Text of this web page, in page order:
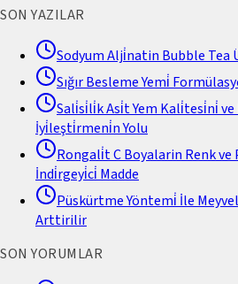
SON YAZILAR
Sodyum Alji̇natin Bubble
Sığır Besleme Yemi̇
Sali̇si̇li̇k Asi̇t Yem Kali̇tesi̇ni̇ ve
İyi̇leşti̇rmeni̇n Yolu
Rongali̇t C Boyalarin Renk
İndi̇rgeyi̇ci̇ Madde
Püskürtme Yöntemi̇ İle
Arttirilir
SON YORUMLAR